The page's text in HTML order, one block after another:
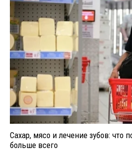
Сахар, мясо и лечение зубов: что
больше всего